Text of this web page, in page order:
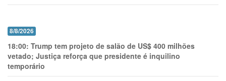
8/8/2026
18:00: Trump tem projeto de salão de US$ 400 milhões
vetado; Justiça reforça que presidente é inquilino
temporário